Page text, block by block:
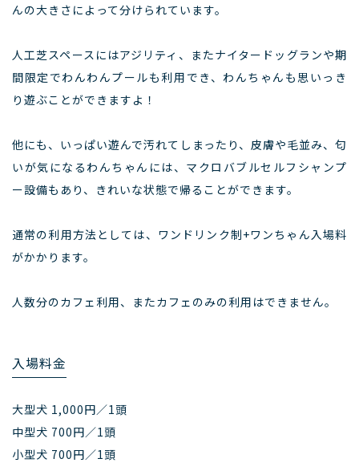
んの大きさによって分けられています。
⼈⼯芝スペースにはアジリティ、またナイタードッグランや期
間限定でわんわんプールも利用でき、わんちゃんも思いっき
り遊ぶことができますよ！
他にも、いっぱい遊んで汚れてしまったり、⽪膚や⽑並み、匂
いが気になるわんちゃんには、マクロバブルセルフシャンプ
ー設備もあり、きれいな状態で帰ることができます。
通常の利用方法としては、ワンドリンク制+ワンちゃん入場料
がかかります。
人数分のカフェ利用、またカフェのみの利用はできません。
入場料金
大型犬 1,000円／1頭
中型犬 700円／1頭
小型犬 700円／1頭